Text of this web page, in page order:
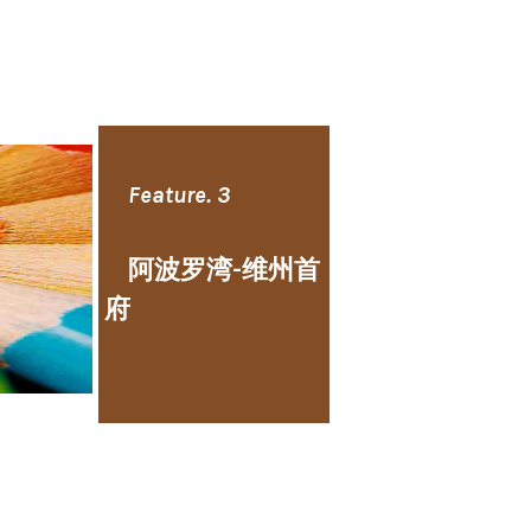
Feature. 3
阿波罗湾-维州首
府